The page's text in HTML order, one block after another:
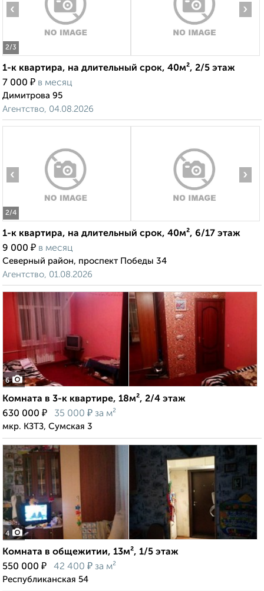
2/3
‹ ›
1-к квартира, на длительный срок, 40м², 2/5 этаж
7 000 ₽ в месяц
Димитрова 95
Агентство, 04.08.2026
2/4
‹ ›
1-к квартира, на длительный срок, 40м², 6/17 этаж
9 000 ₽ в месяц
Северный район, проспект Победы 34
Агентство, 01.08.2026
6
Комната в 3-к квартире, 18м², 2/4 этаж
630 000 ₽ 35 000 ₽ за м²
мкр. КЗТЗ, Сумская 3
4
Комната в общежитии, 13м², 1/5 этаж
550 000 ₽ 42 400 ₽ за м²
Республиканская 54